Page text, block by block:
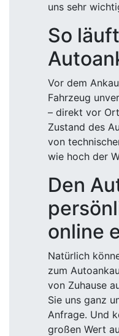
uns sehr
So
Vor dem
Fahrzeug
– direkt vor
Zustand des
von
wie hoch der
Den
online
Natürlich
zum
von Zuhause
Sie uns ganz
Anfrage. Und
großen Wert